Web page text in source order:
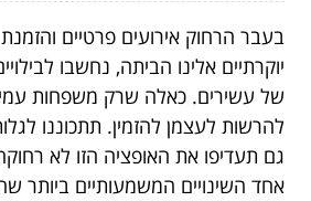
בעבר הרחוק אירועים פרטיים
יוקרתיים אלינו הביתה, נחשבו
של עשירים. כאלה שרק משפחות
להרשות לעצמן להזמין. תתכוננו
גם תעדיפו את האופציה הזו לא
אחד השינויים המשמעותיים ביותר